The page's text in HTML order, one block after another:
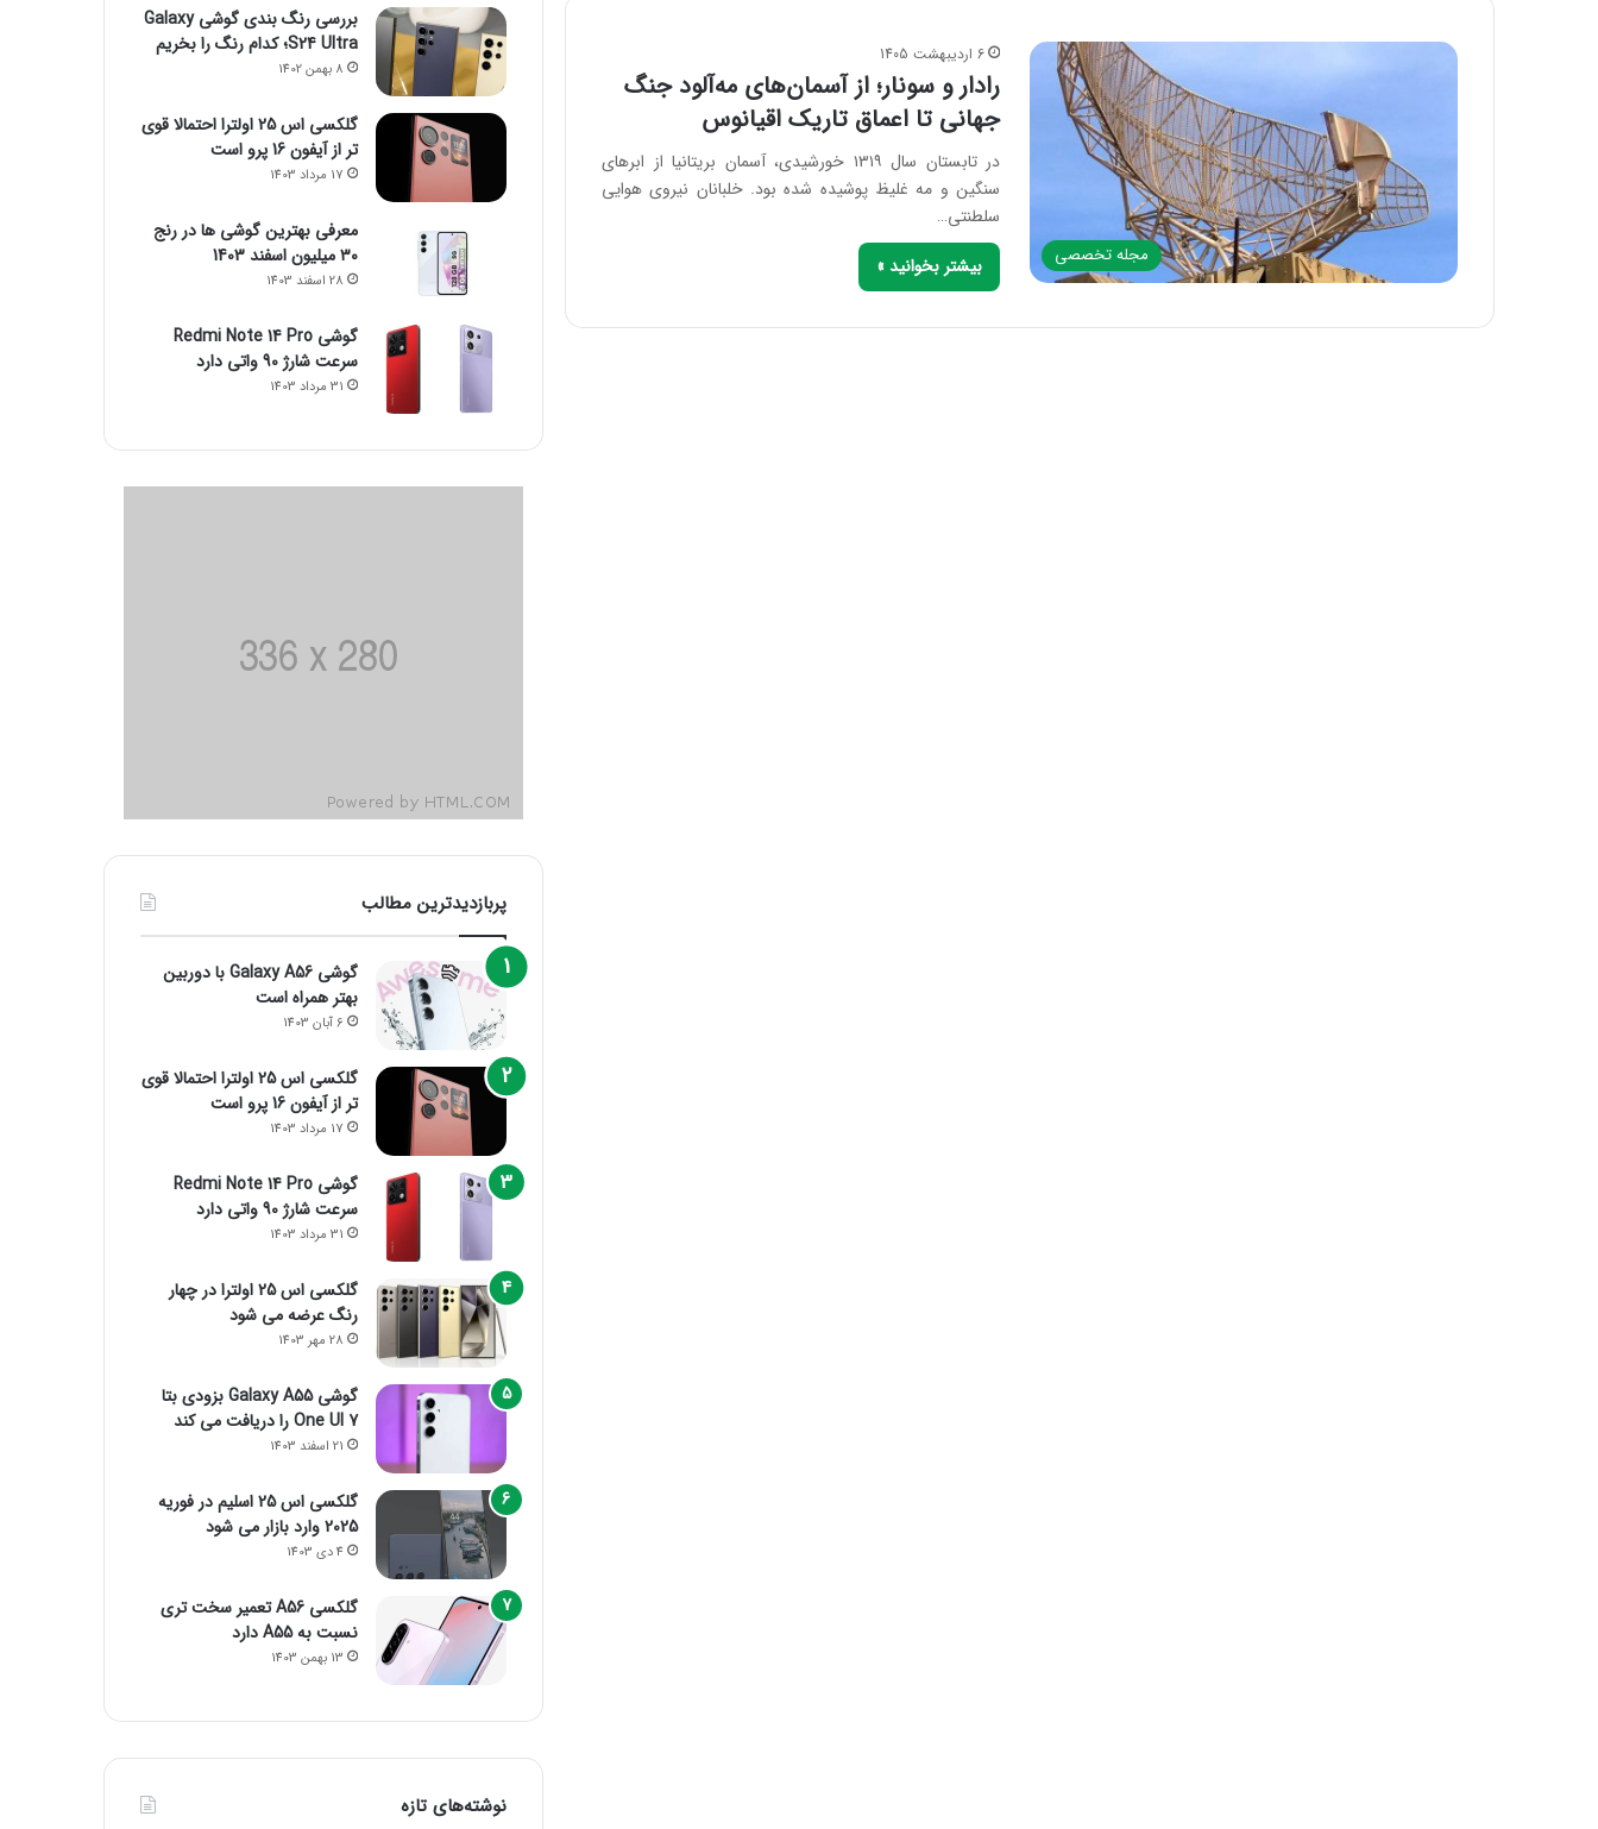
مجله تخصصی
6 اردیبهشت 1405
رادار و سونار؛ از آسمان‌های مه‌آلود جنگ
جهانی تا اعماق تاریک اقیانوس
در تابستان سال ۱۳۱۹ خورشیدی، آسمان بریتانیا از ابرهای
سنگین و مه غلیظ پوشیده شده بود. خلبانان نیروی هوایی
سلطنتی…
بیشتر بخوانید »
بررسی رنگ بندی گوشی Galaxy
S24 Ultra؛ کدام رنگ را بخریم
8 بهمن 1402
گلکسی اس 25 اولترا احتمالا قوی
تر از آیفون 16 پرو است
17 مرداد 1403
معرفی بهترین گوشی ها در رنج
۳۰ میلیون اسفند 1403
28 اسفند 1403
گوشی Redmi Note 14 Pro
سرعت شارژ 90 واتی دارد
31 مرداد 1403
پربازدیدترین مطالب
گوشی Galaxy A56 با دوربین
بهتر همراه است
6 آبان 1403
گلکسی اس 25 اولترا احتمالا قوی
تر از آیفون 16 پرو است
17 مرداد 1403
گوشی Redmi Note 14 Pro
سرعت شارژ 90 واتی دارد
31 مرداد 1403
گلکسی اس 25 اولترا در چهار
رنگ عرضه می شود
28 مهر 1403
گوشی Galaxy A55 بزودی بتا
One UI 7 را دریافت می کند
21 اسفند 1403
گلکسی اس 25 اسلیم در فوریه
2025 وارد بازار می شود
4 دی 1403
گلکسی A56 تعمیر سخت تری
نسبت به A55 دارد
13 بهمن 1403
نوشته‌های تازه